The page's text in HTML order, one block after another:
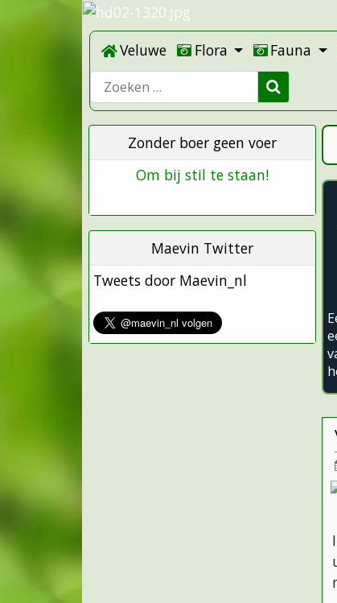
Veluwe Flora Fauna
Zoeken
Zonder boer geen voer
Om bij stil te staan!
Maevin Twitter
Tweets door Maevin_nl